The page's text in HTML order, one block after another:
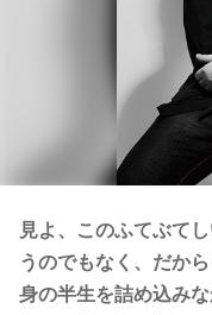
見よ、このふてぶて
うのでもなく、だか
身の半生を詰め込み